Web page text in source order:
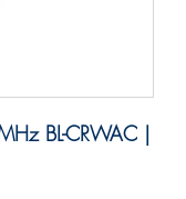
BL-CRWAC |